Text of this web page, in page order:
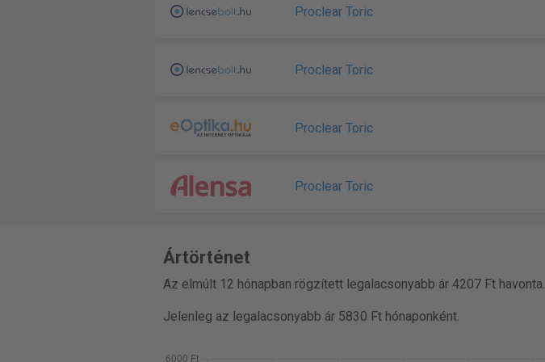
Proclear Toric
Proclear Toric
Proclear Toric
Proclear Toric
Ártörténet
Az elmúlt 12 hónapban rögzített legalacsonyabb ár 4207 Ft havonta.
Jelenleg az legalacsonyabb ár 5830 Ft hónaponként.